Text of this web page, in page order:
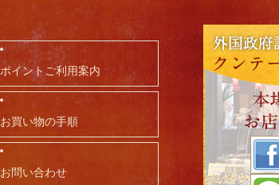
ポイントご利用案内
お買い物の手順
お問い合わせ